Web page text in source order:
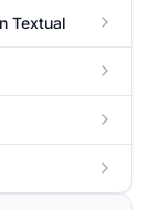
Textual